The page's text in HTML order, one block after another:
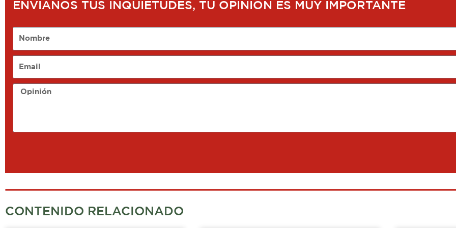
ENVÍANOS TUS INQUIETUDES, TU OPINIÓN ES MUY IMPORTANTE
Opinión
CONTENIDO RELACIONADO